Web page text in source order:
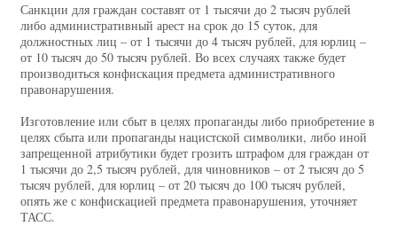
Санкции для граждан составят от 1 тысячи до 2 тысяч рублей
либо административный арест на срок до 15 суток, для
должностных лиц – от 1 тысячи до 4 тысяч рублей, для юрлиц –
от 10 тысяч до 50 тысяч рублей. Во всех случаях также будет
производиться конфискация предмета административного
правонарушения.
Изготовление или сбыт в целях пропаганды либо приобретение в
целях сбыта или пропаганды нацистской символики, либо иной
запрещенной атрибутики будет грозить штрафом для граждан от
1 тысячи до 2,5 тысяч рублей, для чиновников – от 2 тысяч до 5
тысяч рублей, для юрлиц – от 20 тысяч до 100 тысяч рублей,
опять же с конфискацией предмета правонарушения, уточняет
ТАСС.